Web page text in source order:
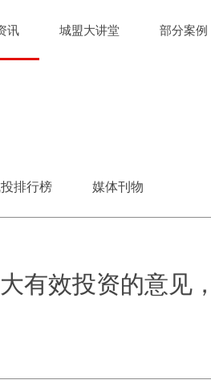
讯 城盟大讲堂 部分案例
排行榜 媒体刊物
有效投资的意见